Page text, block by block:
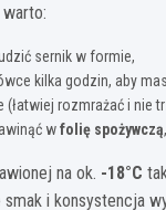
sernik w formie,
kilka godzin, aby
(łatwiej rozmrażać i nie
wfolię spożywczą
na ok. -18°C
i konsystencja